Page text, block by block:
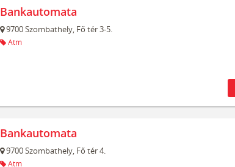
Bankautomata
9700Szombathely, Fő tér 3-5.
Atm
Bankautomata
9700Szombathely, Fő tér 4.
Atm